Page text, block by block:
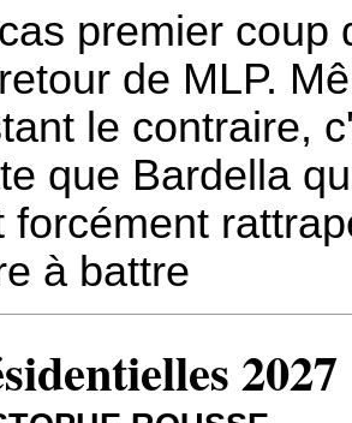
premier coup
de MLP.
le contraire,
que Bardella
forcément
à battre
2027